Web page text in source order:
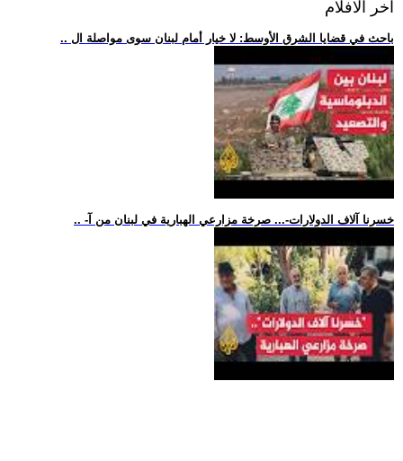
اخر الافلام
.. باحث في قضايا الشرق الأوسط: لا خيار أمام لبنان سوى مواصلة ال
.. -خسرنا آلاف الدولارات-... صرخة مزارعي الهبارية في لبنان من آ